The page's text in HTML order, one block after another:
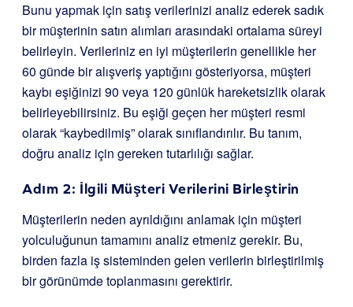
Bunu yapmak için satış verilerinizi analiz ederek sadık
bir müşterinin satın alımları arasındaki ortalama süreyi
belirleyin. Verileriniz en iyi müşterilerin genellikle her
60 günde bir alışveriş yaptığını gösteriyorsa, müşteri
kaybı eşiğinizi 90 veya 120 günlük hareketsizlik olarak
belirleyebilirsiniz. Bu eşiği geçen her müşteri resmi
olarak “kaybedilmiş” olarak sınıflandırılır. Bu tanım,
doğru analiz için gereken tutarlılığı sağlar.
Adım 2: İlgili Müşteri Verilerini Birleştirin
Müşterilerin neden ayrıldığını anlamak için müşteri
yolculuğunun tamamını analiz etmeniz gerekir. Bu,
birden fazla iş sisteminden gelen verilerin birleştirilmiş
bir görünümde toplanmasını gerektirir.